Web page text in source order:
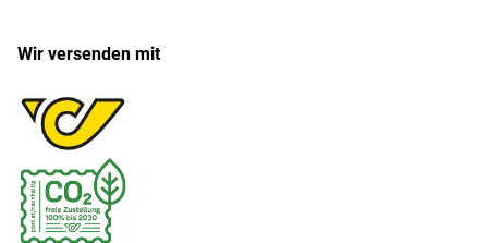
Wir versenden mit